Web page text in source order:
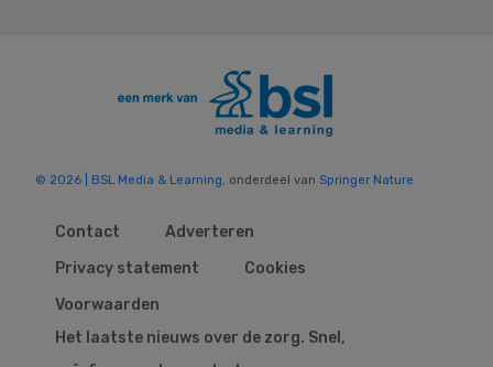
© 2026 | BSL Media & Learning, onderdeel van Springer Nature
Contact
Adverteren
Privacy statement
Cookies
Voorwaarden
Het laatste nieuws over de zorg. Snel,